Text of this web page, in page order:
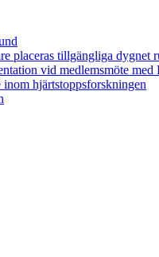
placeras tillgängliga dygnet
vid medlemsmöte med
hjärtstoppsforskningen